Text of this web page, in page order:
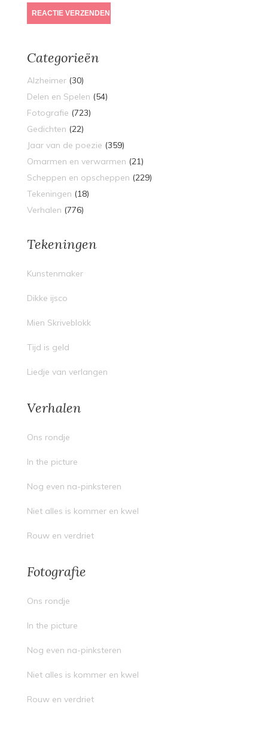
Categorieën
Alzheimer(30)
Delen en Spelen (54)
Fotografie (723)
Gedichten (22)
Jaar van de poezie (359)
Omarmen en verwarmen (21)
Scheppen en opscheppen (229)
Tekeningen (18)
Verhalen (776)
Tekeningen
Kunstenmaker
Dikke ijsco
Mien Skriveblokk
Tijd is geld
Liedje van verlangen
Verhalen
Ons rondje
In the picture
Nog even na-pinksteren
Niet alles is kommer en kwel
Rouw en verdriet
Fotografie
Ons rondje
In the picture
Nog even na-pinksteren
Niet alles is kommer en kwel
Rouw en verdriet